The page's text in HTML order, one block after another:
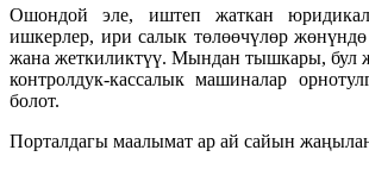
Ошондой эле, иштеп жаткан
ишкерлер, ири салык төлөөчүлөр
жана жеткиликтүү. Мындан тышкары, бул
контролдук-кассалык машиналар
болот.
Порталдагы маалымат ар ай сайын